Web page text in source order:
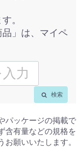
。
品」は、マイペ
検索
パッケージの掲載で
含有量などの規格を
お願いいたします。